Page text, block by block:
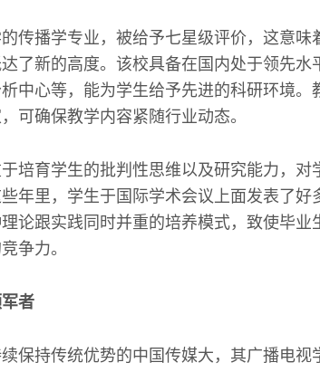
传播学专业，被给予七星级评价，这意
了新的高度。该校具备在国内处于领先
中心等，能为学生给予先进的科研环境。
可确保教学内容紧随行业动态。
培育学生的批判性思维以及研究能力，
年里，学生于国际学术会议上面发表了
论跟实践同时并重的培养模式，致使毕业
争力。
者
保持传统优势的中国传媒大，其广播电